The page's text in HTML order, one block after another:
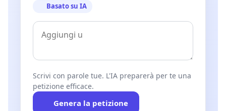
Basato su IA
Scrivi con parole tue. L'IA preparerà per te una
petizione efficace.
Genera la petizione